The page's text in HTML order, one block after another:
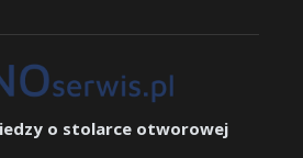
o stolarce otworowej